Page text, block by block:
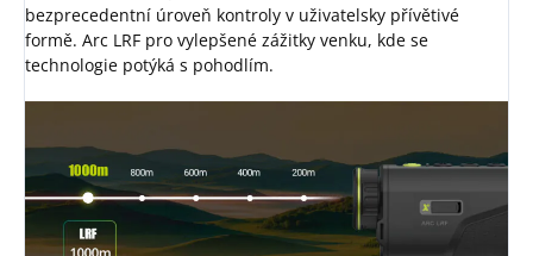
bezprecedentní úroveň kontroly v uživatelsky přívětivé
formě. Arc LRF pro vylepšené zážitky venku, kde se
technologie potýká s pohodlím.